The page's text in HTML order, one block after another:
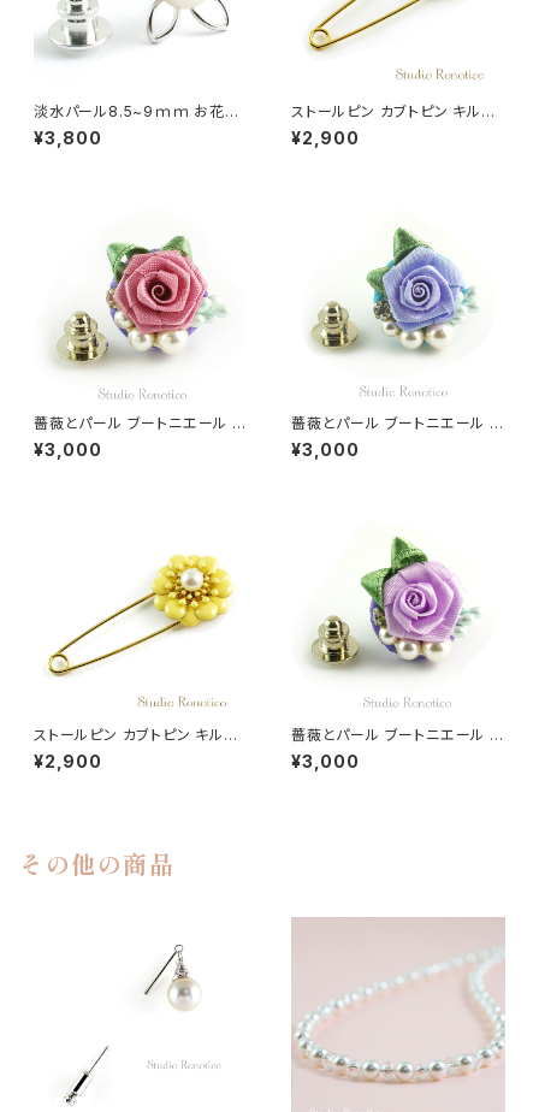
淡水パール8.5~9ｍｍ お花の
ピンブローチ ラペルピン ブート
ニエール メンズ レディース br-
¥3,800
ストールピン カブトピン キルト
ピン パール エナメル お花 グレ
ージュ
¥2,900
薔薇とパール ブートニエール ラ
ペルピン スーツピン ピンブロー
チ メンズ レディース ピンク
¥3,000
薔薇とパール ブートニエール ラ
ペルピン スーツピン ピンブロー
チ メンズ レディース ブルー
¥3,000
ストールピン カブトピン キルト
ピン パール エナメル お花 クリ
ームイエロー
¥2,900
薔薇とパール ブートニエール ラ
ペルピン スーツピン ピンブロー
チ メンズ レディース パープル
¥3,000
その他の商品